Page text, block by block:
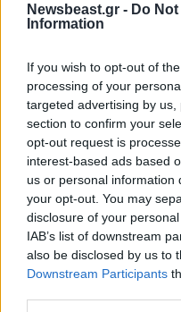
Newsbeast.gr - Do
Information
If you wish to opt-out of
processing of your
targeted advertising by
section to confirm your
opt-out request is
interest-based ads based
us or personal information
your opt-out. You may
disclosure of your
IAB’s list of downstream
also be disclosed by us to
Downstream Participants
Xαρακτήρες: 0/1000
Διαβάστε και